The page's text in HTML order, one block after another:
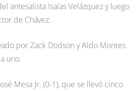
antesalista Isaías Velázquez y luego
de Chávez.
por Zack Dodson y Aldo Montes
uno.
Mesa Jr. (0-1), que se llevó cinco